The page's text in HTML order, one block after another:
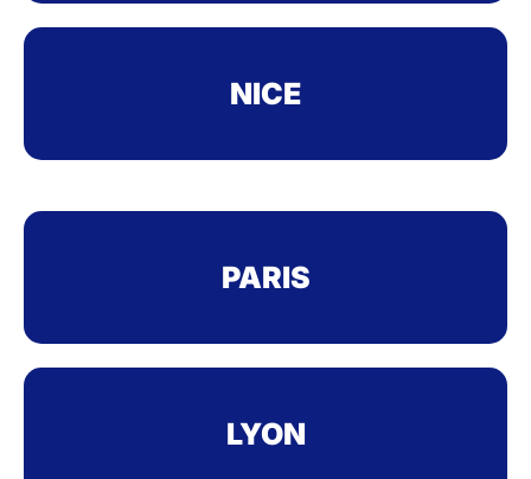
NICE
PARIS
LYON